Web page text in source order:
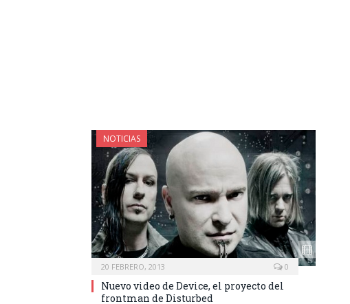
NOTICIAS
20 FEBRERO, 2013 0
Nuevo video de Device, el proyecto del
frontman de Disturbed